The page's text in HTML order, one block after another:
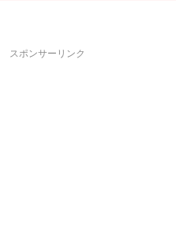
スポンサーリンク